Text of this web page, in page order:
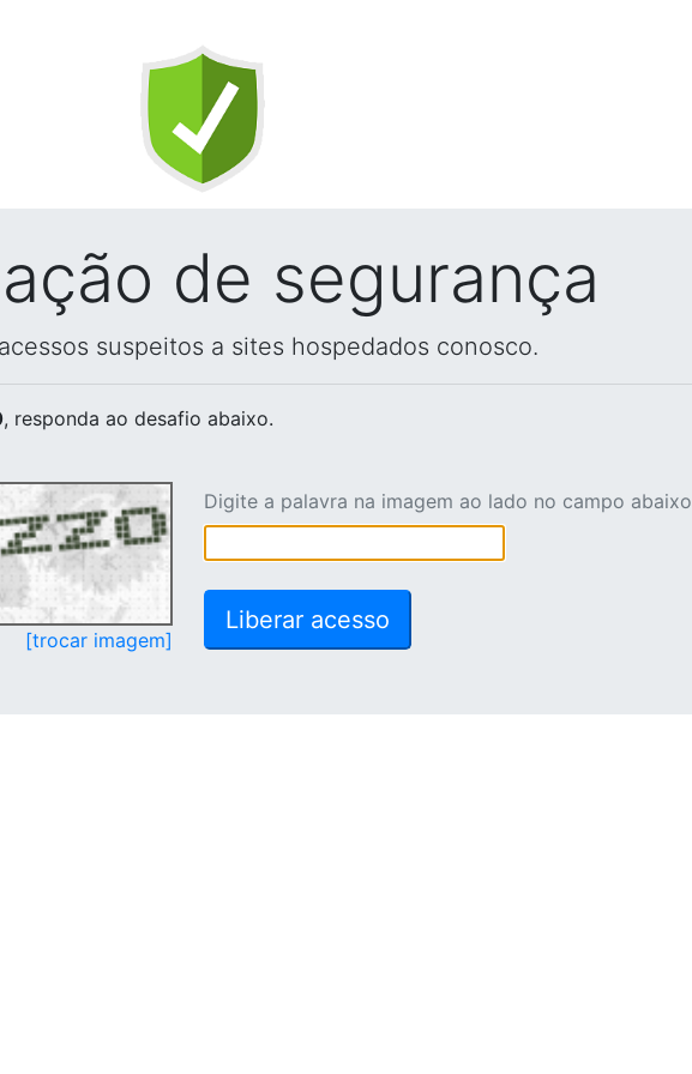
de segurança
suspeitos a sites hospedados conosco.
, responda ao desafio abaixo.
[trocar imagem]
Digite a palavra na imagem ao lado no campo abaixo